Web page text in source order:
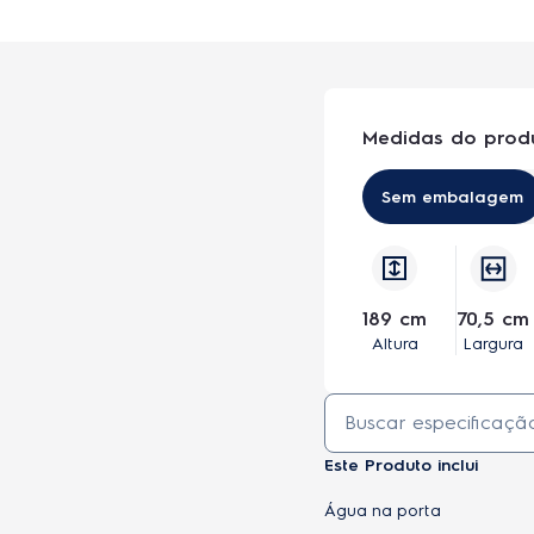
Medidas do
Sem embalagem
189 cm
Altura
70,5 cm
Largura
Este Produto inclui
Água na porta